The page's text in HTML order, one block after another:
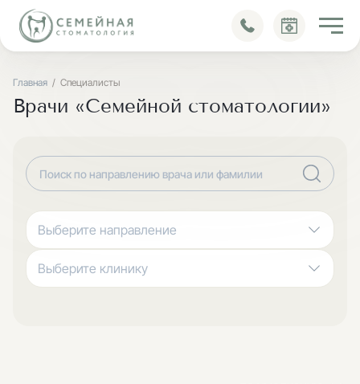
Блог
Главная Специалисты
Врачи «Семейной стоматологии»
Выберите направление
Выберите клинику